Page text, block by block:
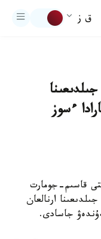
ق ز
قازاقستان پرەزيدەنتى ب ۇ ۇ 75 جىلدىعىنا
ءسوز
قاسىم-جومارت
توقايەۆ ب ۇ ۇ باس اسسامبلەياسىنىڭ 75 جىلدىعىنا ارنالعان
جاسادى.